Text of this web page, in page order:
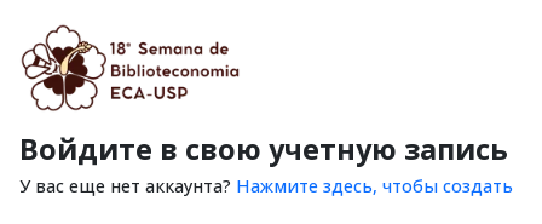
Войдите в свою учетную запись
У вас еще нет аккаунта? Нажмите здесь, чтобы создать